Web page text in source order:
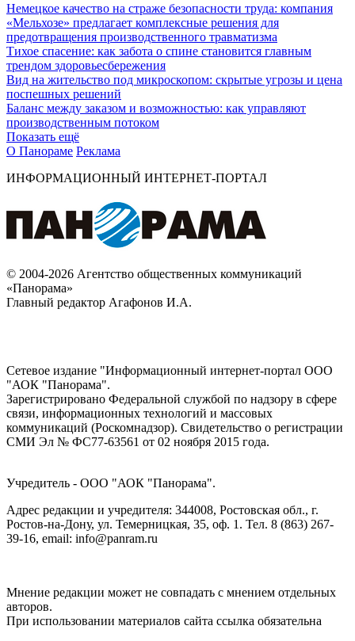
Немецкое качество на страже безопасности труда: компания
«Мельхозе» предлагает комплексные решения для
предотвращения производственного травматизма
Тихое спасение: как забота о спине становится главным
трендом здоровьесбережения
Вид на жительство под микроскопом: скрытые угрозы и цена
поспешных решений
Баланс между заказом и возможностью: как управляют
производственным потоком
Показать ещё
О Панораме Реклама
ИНФОРМАЦИОННЫЙ ИНТЕРНЕТ-ПОРТАЛ
© 2004-2026 Агентство общественных коммуникаций
«Панорама»
Главный редактор Агафонов И.А.
Сетевое издание "Информационный интернет-портал ООО
"АОК "Панорама".
Зарегистрировано Федеральной службой по надзору в сфере
связи, информационных технологий и массовых
коммуникаций (Роскомнадзор). Cвидетельство о регистрации
СМИ Эл № ФС77-63561 от 02 ноября 2015 года.
Учредитель - ООО "АОК "Панорама".
Адрес редакции и учредителя: 344008, Ростовская обл., г.
Ростов-на-Дону, ул. Темерницкая, 35, оф. 1. Тел. 8 (863) 267-
39-16, email: info@panram.ru
Мнение редакции может не совпадать с мнением отдельных
авторов.
При использовании материалов сайта ссылка обязательна